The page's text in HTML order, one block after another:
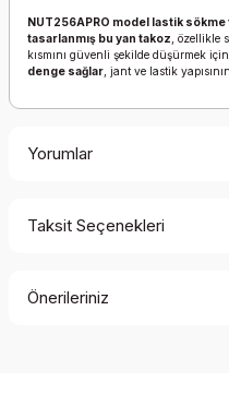
NUT256APRO model lastik
tasarlanmış bu yan takoz ,
kısmını güvenli şekilde düşürmek
denge sağlar , jant ve lastik
Yorumlar
Taksit Seçenekleri
Önerileriniz